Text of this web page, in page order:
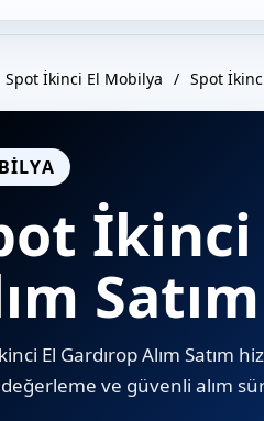
Spot İkinci El Mobilya / Spot
İkinci
Satım
El Gardırop Alım Satım
ve güvenli alım